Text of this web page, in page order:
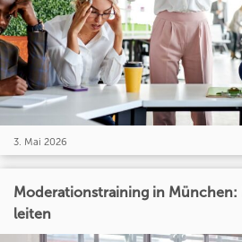
3. Mai 2026
Moderationstraining in München:
leiten